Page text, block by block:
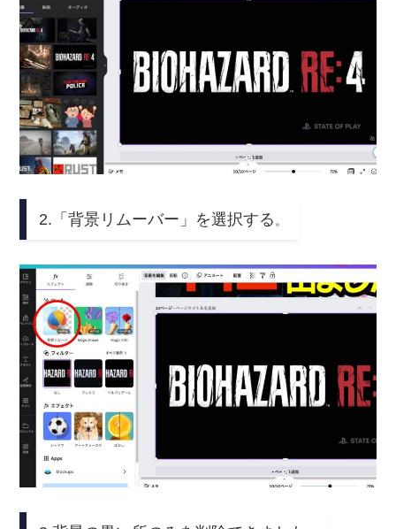
2.「背景リムーバー」を選択する 。